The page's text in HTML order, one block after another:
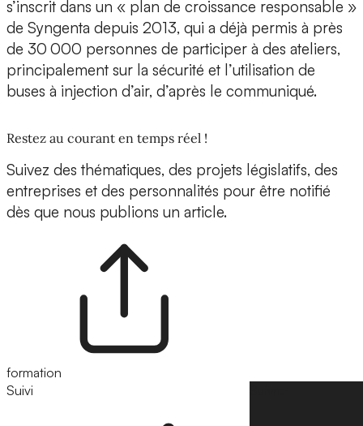
s’inscrit dans un « plan de croissance responsable »
de Syngenta depuis 2013, qui a déjà permis à près
de 30 000 personnes de participer à des ateliers,
principalement sur la sécurité et l’utilisation de
buses à injection d’air, d’après le communiqué.
Restez au courant en temps réel !
Suivez des thématiques, des projets législatifs, des
entreprises et des personnalités pour être notifié
dès que nous publions un article.
formation
Suivi